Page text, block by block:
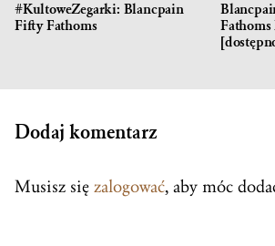
#KultoweZegarki: Blancpain
Fifty Fathoms
Fathoms
Dodaj komentarz
Musisz się zalogować, aby móc